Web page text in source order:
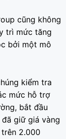
cũng không
trì mức tăng
bởi một mô
kiểm tra
mức hỗ trợ
bắt đầu
giữ giá vàng
2.000